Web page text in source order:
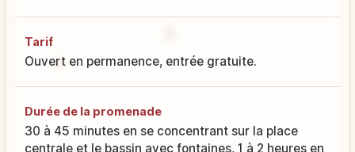
Tarif
Ouvert en permanence, entrée gratuite.
Durée de la promenade
30 à 45 minutes en se concentrant sur la place
centrale et le bassin avec fontaines, 1 à 2 heures en